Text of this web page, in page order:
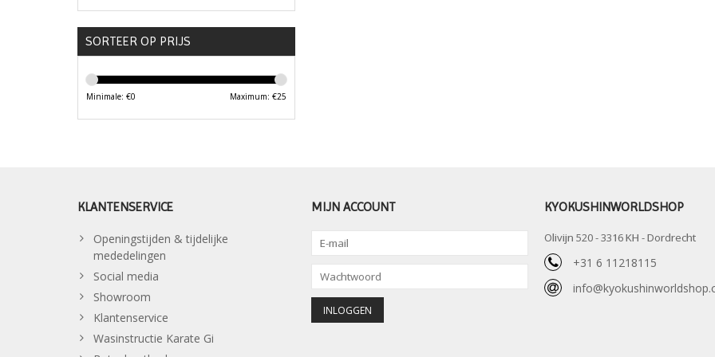
SORTEER OP PRIJS
Minimale: €0 Maximum: €25
KLANTENSERVICE
Openingstijden & tijdelijke
mededelingen
Social media
Showroom
Klantenservice
Wasinstructie Karate Gi
MIJN ACCOUNT KYOKUSHINWORLDSHOP
Olivijn 520 - 3316 KH - Dordrecht
+31 6 11218115